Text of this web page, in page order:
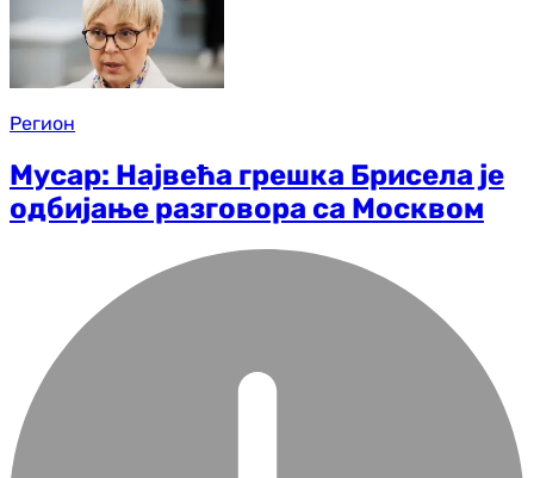
Регион
Мусар: Највећа грешка Брисела је
одбијање разговора са Москвом